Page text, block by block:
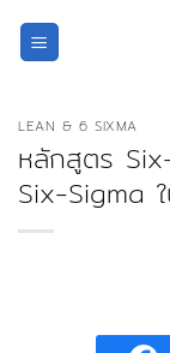
LEAN & 6 SIXMA
หลักสูตร
Six-Sigma